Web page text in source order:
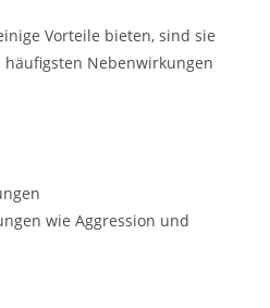
Vorteile bieten, sind sie
Nebenwirkungen
wie Aggression und